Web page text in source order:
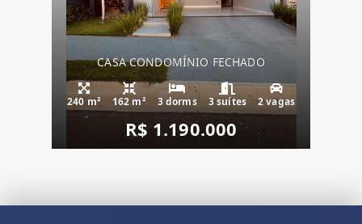
CASA CONDOMÍNIO FECHADO
240 m² 162 m² 3 dorms 3 suítes 2 vagas
R$ 1.190.000